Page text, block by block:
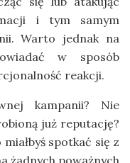
i tym samym
Warto jednak na
w sposób
reakcji.
kampanii? Nie
już reputację?
spotkać się z